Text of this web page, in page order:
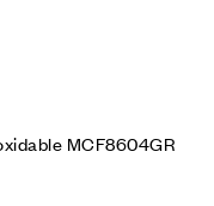
MCF8604GR